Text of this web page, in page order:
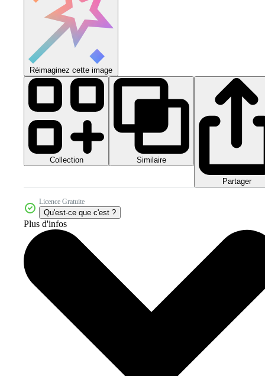
Réimaginez cette image
Collection Similaire
Partager
Licence Gratuite
Qu'est-ce que c'est ?
Plus d'infos